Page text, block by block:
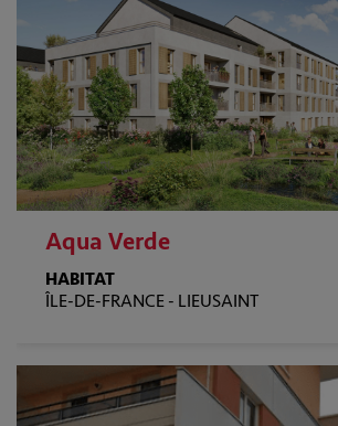
Aqua Verde
HABITAT
ÎLE-DE-FRANCE - LIEUSAINT